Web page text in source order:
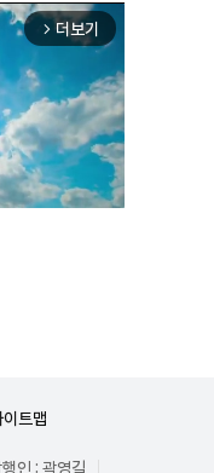
arrow_forward_ios 더보기
이트맵
행인 : 곽영길